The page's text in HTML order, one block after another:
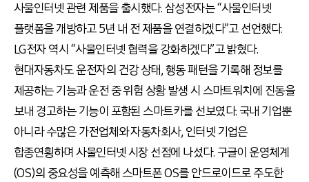
사물인터넷 관련 제품을 출시했다. 삼성전자는 “사물인터넷
플랫폼을 개방하고 5년 내 전 제품을 연결하겠다”고 선언했다.
LG전자 역시 “사물인터넷 협력을 강화하겠다”고 밝혔다.
현대자동차도 운전자의 건강 상태, 행동 패턴을 기록해 정보를
제공하는 기능과 운전 중 위험 상황 발생 시 스마트워치에 진동을
보내 경고하는 기능이 포함된 스마트카를 선보였다. 국내 기업뿐
아니라 수많은 가전업체와 자동차회사, 인터넷 기업은
합종연횡하며 사물인터넷 시장 선점에 나섰다. 구글이 운영체계
(OS)의 중요성을 예측해 스마트폰 OS를 안드로이드로 주도한